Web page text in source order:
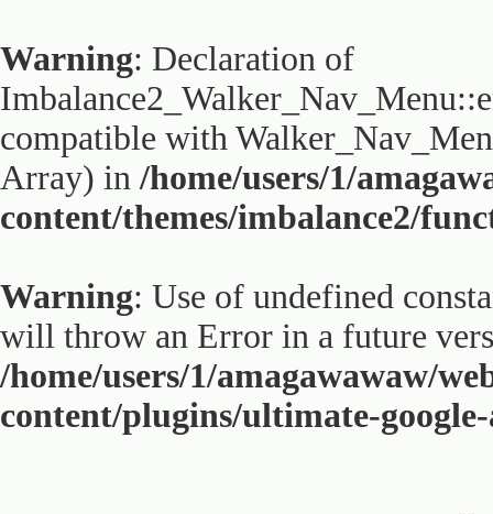
Warning: Declaration of
compatible with
Array) in/home/users/1/
content/themes/imbalance2/
Warning: Use of undefined
will throw an Error in a future
/home/users/1/amagawawaw/
content/plugins/ultimate-